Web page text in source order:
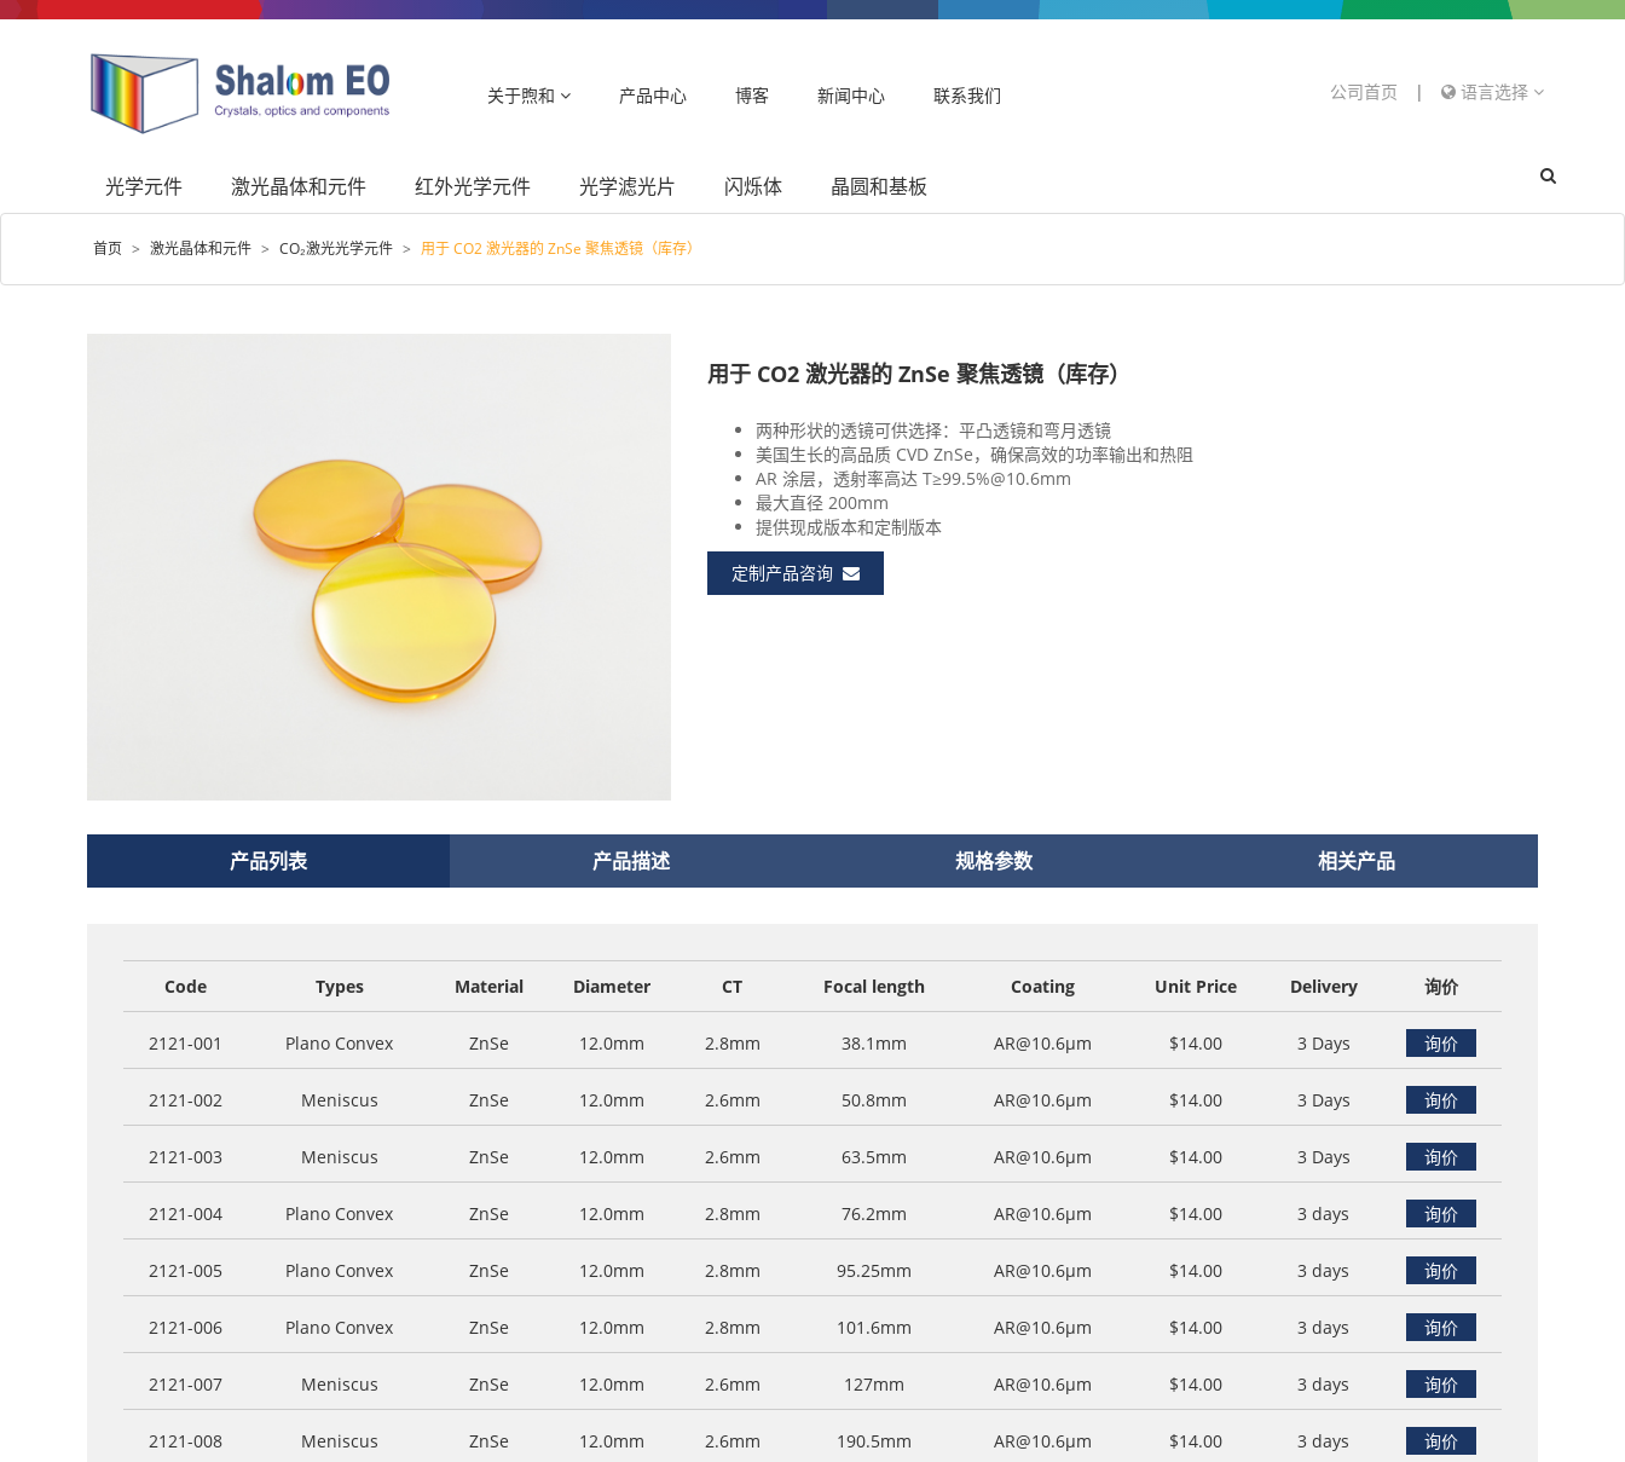
关于煦和 产品中心 博客 新闻中心 联系我们 公司首页 | 语言选择
光学元件 激光晶体和元件 红外光学元件 光学滤光片 闪烁体 晶圆和基板
首页 > 激光晶体和元件 > CO₂激光光学元件 > 用于 CO2 激光器的 ZnSe 聚焦透镜（库存）
用于 CO2 激光器的 ZnSe 聚焦透镜（库存）
两种形状的透镜可供选择：平凸透镜和弯月透镜
美国生长的高品质 CVD ZnSe，确保高效的功率输出和热阻
AR 涂层，透射率高达 T≥99.5%@10.6mm
最大直径 200mm
提供现成版本和定制版本
定制产品咨询
产品列表 产品描述 规格参数 相关产品
Code Types Material Diameter CT Focal length Coating Unit Price Delivery 询价
2121-001 Plano Convex ZnSe 12.0mm 2.8mm 38.1mm AR@10.6μm $14.00 3 Days 询价
2121-002 Meniscus ZnSe 12.0mm 2.6mm 50.8mm AR@10.6μm $14.00 3 Days 询价
2121-003 Meniscus ZnSe 12.0mm 2.6mm 63.5mm AR@10.6μm $14.00 3 Days 询价
2121-004 Plano Convex ZnSe 12.0mm 2.8mm 76.2mm AR@10.6μm $14.00 3 days 询价
2121-005 Plano Convex ZnSe 12.0mm 2.8mm 95.25mm AR@10.6μm $14.00 3 days 询价
2121-006 Plano Convex ZnSe 12.0mm 2.8mm 101.6mm AR@10.6μm $14.00 3 days 询价
2121-007 Meniscus ZnSe 12.0mm 2.6mm 127mm AR@10.6μm $14.00 3 days 询价
2121-008 Meniscus ZnSe 12.0mm 2.6mm 190.5mm AR@10.6μm $14.00 3 days 询价